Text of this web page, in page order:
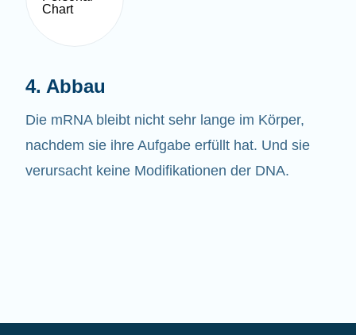
4. Abbau
Die mRNA bleibt nicht sehr lange im Körper,
nachdem sie ihre Aufgabe erfüllt hat. Und sie
verursacht keine Modifikationen der DNA.